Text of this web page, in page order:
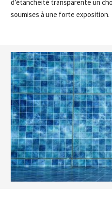
d’étanchéité transparente un
soumises à une forte exposition.